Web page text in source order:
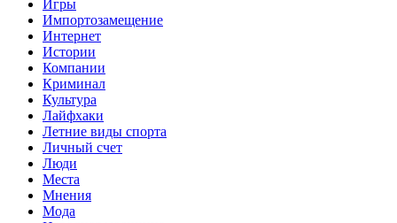
Игры
Импортозамещение
Интернет
Истории
Компании
Криминал
Культура
Лайфхаки
Летние виды спорта
Личный счет
Люди
Места
Мнения
Мода